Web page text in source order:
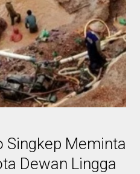
Singkep Meminta
Dewan Lingga